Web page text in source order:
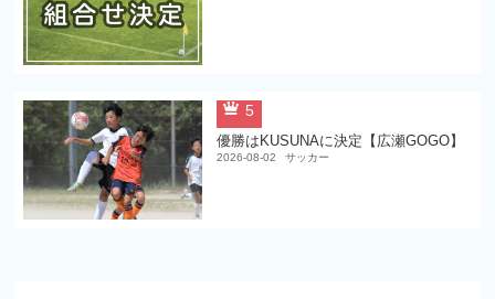
5
優勝はKUSUNAに決定【広瀬GOGO】
2026-08-02 サッカー